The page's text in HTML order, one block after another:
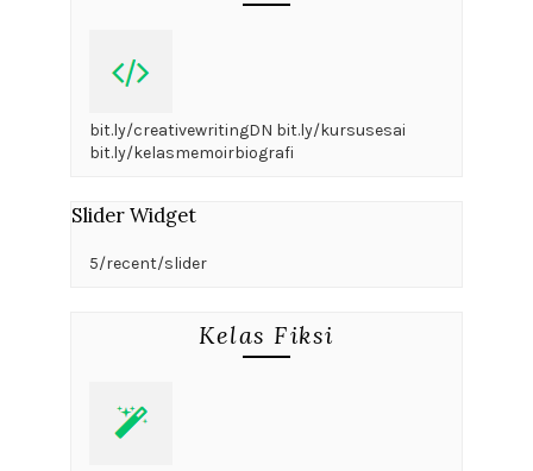
bit.ly/creativewritingDN bit.ly/kursusesai
bit.ly/kelasmemoirbiografi
Slider Widget
5/recent/slider
Kelas Fiksi